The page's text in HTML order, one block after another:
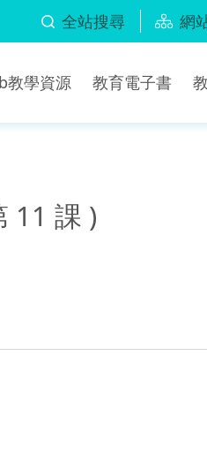
全站搜尋 網
教學資源 教育電子書
11 課 )